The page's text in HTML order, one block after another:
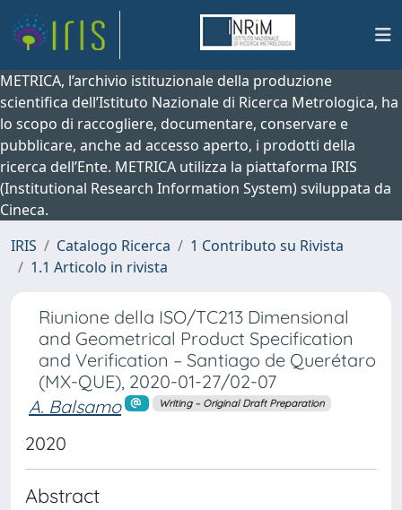
METRICA, l’archivio istituzionale della produzione
scientifica dell’Istituto Nazionale di Ricerca Metrologica, ha
lo scopo di raccogliere, documentare, conservare e
pubblicare, anche ad accesso aperto, i prodotti della
ricerca dell’Ente. METRICA utilizza la piattaforma IRIS
(Institutional Research Information System) sviluppata da
Cineca.
IRIS
Catalogo Ricerca
1 Contributo su Rivista
1.1 Articolo in rivista
Riunione della ISO/TC213 Dimensional
and Geometrical Product Specification
and Verification – Santiago de Querétaro
(MX-QUE), 2020-01-27/02-07
A. Balsamo
Writing – Original Draft Preparation
2020
Abstract